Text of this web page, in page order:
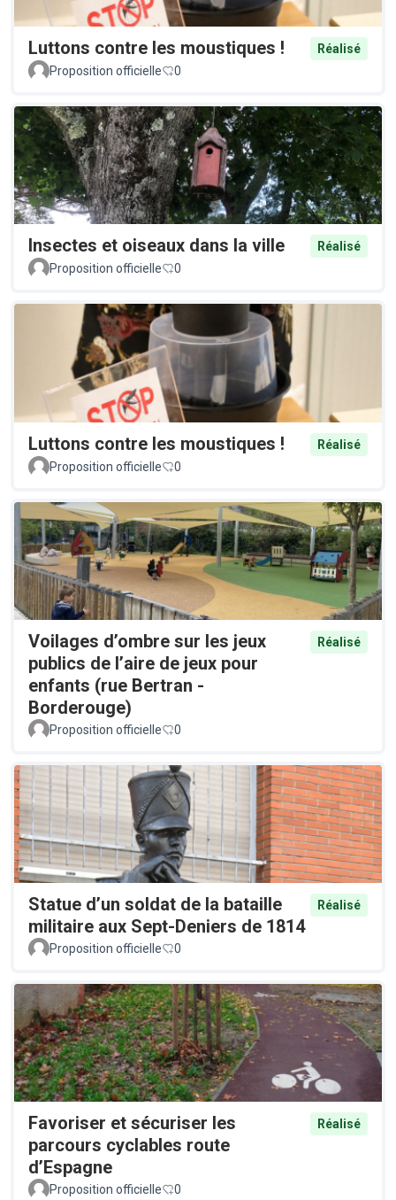
Luttons contre les moustiques !
Réalisé
Proposition officielle
0
Insectes et oiseaux dans la ville
Réalisé
Proposition officielle
0
Luttons contre les moustiques !
Réalisé
Proposition officielle
0
Voilages d’ombre sur les jeux
publics de l’aire de jeux pour
enfants (rue Bertran -
Borderouge)
Réalisé
Proposition officielle 0
Statue d’un soldat de la bataille
militaire aux Sept-Deniers de 1814
Réalisé
Proposition officielle 0
Favoriser et sécuriser les
parcours cyclables route
d’Espagne
Réalisé
Proposition officielle 0